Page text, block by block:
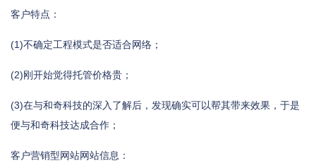
客户特点：
(1)不确定工程模式是否适合网络；
(2)刚开始觉得托管价格贵；
(3)在与和奇科技的深入了解后，发现确实可以帮其带来效果，于是
便与和奇科技达成合作；
客户营销型网站网站信息：